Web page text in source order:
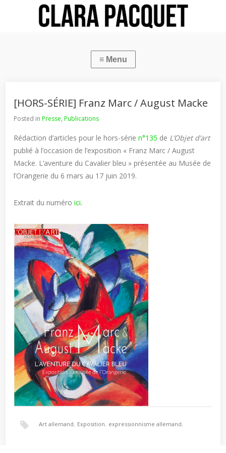
[HORS-SÉRIE] Franz Marc / August Macke
Posted inPresse,Publications
Rédaction d’articles pour le hors-sérien°135 de L’Objet d’art
publié à l’occasion de l’exposition « Franz Marc / August
Macke. L’aventure du Cavalier bleu » présentée au Musée de
l’Orangerie du 6 mars au 17 juin 2019.
Extrait du numéroici.
Art allemand, Exposition, expressionnisme allemand,